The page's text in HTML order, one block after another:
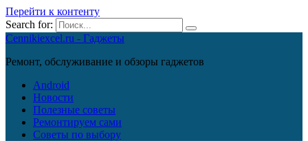
Перейти к контенту
Search for:
Cennikiexcel.ru - Гаджеты
Ремонт, обслуживание и обзоры гаджетов
Android
Новости
Полезные советы
Ремонтируем сами
Советы по выбору